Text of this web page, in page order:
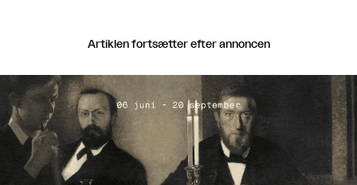
Artiklen fortsætter efter annoncen